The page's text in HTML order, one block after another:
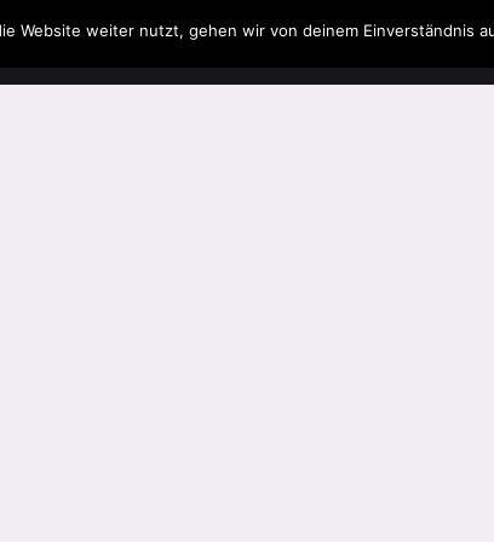
Filme & Serien Musik Spielzeug Literatur
Website weiter nutzt, gehen wir von deinem Einverständnis